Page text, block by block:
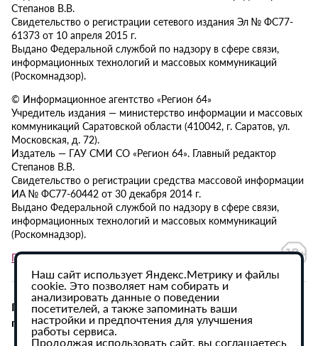
Степанов В.В.
Свидетельство о регистрации сетевого издания Эл № ФС77-
61373 от 10 апреля 2015 г.
Выдано Федеральной службой по надзору в сфере связи,
информационных технологий и массовых коммуникаций
(Роскомнадзор).
© Информационное агентство «Регион 64»
Учредитель издания — министерство информации и массовых
коммуникаций Саратовской области (410042, г. Саратов, ул.
Московская, д. 72).
Издатель — ГАУ СМИ СО «Регион 64». Главный редактор
Степанов В.В.
Свидетельство о регистрации средства массовой информации
ИА № ФС77-60442 от 30 декабря 2014 г.
Выдано Федеральной службой по надзору в сфере связи,
информационных технологий и массовых коммуникаций
(Роскомнадзор).
Политика в отношении обработки персональных данных
При использовании материалов сайта активная
гиперссылка на ИА «Регион 64» обязательна.
Наш сайт использует Яндекс.Метрику и файлы
cookie. Это позволяет нам собирать и
анализировать данные о поведении
посетителей, а также запоминать ваши
настройки и предпочтения для улучшения
работы сервиса.
Продолжая использовать сайт, вы соглашаетесь